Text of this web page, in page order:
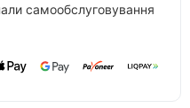
самообслуговування